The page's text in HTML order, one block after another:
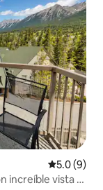
5.0 (9)
increíble vista a